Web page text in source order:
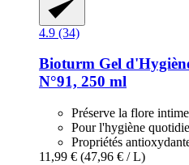
4.9 (34)
Bioturm Gel
N°91, 250 ml
Préserve la flore
Pour l'hygiène
Propriétés
11,99 € (47,96 € / L)